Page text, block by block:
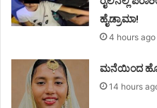
ಹೈಡ್ರಾಮಾ!
4 hours ago
ಮನೆಯಿಂದ
14 hours